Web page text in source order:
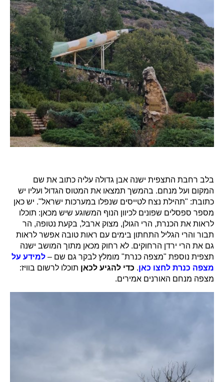
בלב רחבת התצפית ישנה אבן גדולה עליה כתוב את שם
המקום ועל מנחם. בהמשך תמצאו את המטוס הגדול ועליו יש
כתובת: "תהילת נצח לטייסים שנפלו במערכות ישראל". יש כאן
מספר ספסלים שפונים לכיוון הנוף המשוגע שיש מכאן: תוכלו
לראות את הכנרת, הרי הגולן, מצוק ארבל, בקעת נטופה, הר
תבור והרי הגליל התחתון בימים עם ראות טובה אפשר לראות
גם את הרי ירדן הרחוקים. לא רחוק מכאן מתוך המושב ישנה
תצפית נוספת "מצפה כנרת" מומלץ לבקר גם שם – למידע על
מצפה כנרת לחצו כאן. כדי להגיע לכאן תוכלו לרשום בוויז:
מצפה מנחם האורנים אמירים.